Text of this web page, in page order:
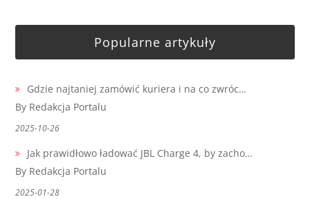
Popularne artykuły
Gdzie najtaniej zamówić kuriera i na co zwróc…
By Redakcja Portalu
2025-10-26
Jak prawidłowo ładować JBL Charge 4, by zacho…
By Redakcja Portalu
2025-01-28